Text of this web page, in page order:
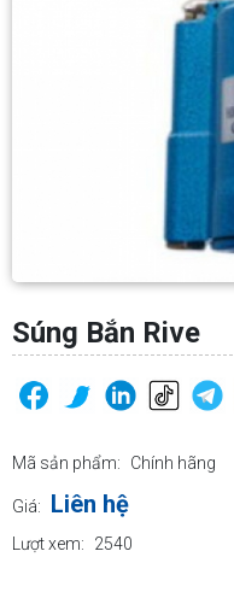
Súng Bắn Rive
Mã sản phẩm: Chính hãng
Giá: Liên hệ
Lượt xem: 2540